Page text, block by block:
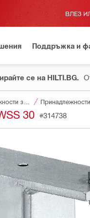
ВЛЕЗ
Поддръжка и
се на HILTI.BG.
30 #314738